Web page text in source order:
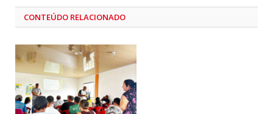
CONTEÚDO RELACIONADO